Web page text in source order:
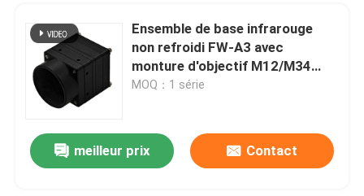
Ensemble de base infrarouge
non refroidi FW-A3 avec
monture d'objectif M12/M34
≤1,5 W de consommation
thermique haute sensibilité
MOQ：1 série
meilleur prix Contact